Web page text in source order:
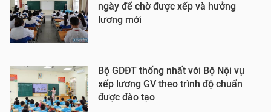
ngày để chờ được xếp và hưởng
lương mới
Bộ GDĐT thống nhất với Bộ Nội vụ
xếp lương GV theo trình độ chuẩn
được đào tạo